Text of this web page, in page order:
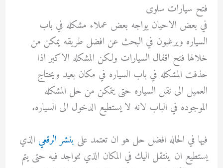
فتح سيارات سلوى
في بعض الاحيان يواجه بعض عملاء مشكله في باب
السياره ويرغبون في البحث عن افضل طريقه يمكن من
خلالها فتح اقفال السيارات ولكن المشكله الاكبر اذا
حذفت المشكله في باب السياره في مكان بعيد ويحتاج
العميل الى نقل السياره حتى يتمكن من حل المشكله
الموجوده في الباب لانه لا يستطيع الدخول الى السياره.
فيها في الحاله افضل حل هو ان تعتمد على بنشر الرقعي الذي
يستطيع ان ينتقل اليك في المكان الذي تتواجد فيه حتى يتم